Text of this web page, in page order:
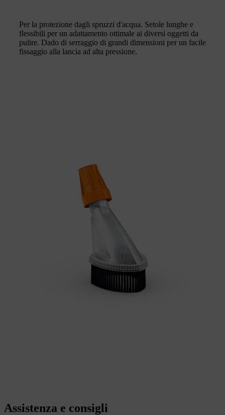
Per la protezione dagli spruzzi d'acqua. Setole lunghe e
flessibili per un adattamento ottimale ai diversi oggetti da
pulire. Dado di serraggio di grandi dimensioni per un facile
fissaggio alla lancia ad alta pressione.
Assistenza e consigli